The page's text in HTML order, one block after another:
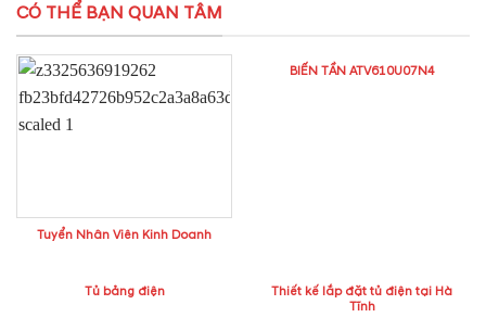
CÓ THỂ BẠN QUAN TÂM
Tuyển Nhân Viên Kinh Doanh
BIẾN TẦN ATV610U07N4
Tủ bảng điện
Thiết kế lắp đặt tủ điện tại Hà
Tĩnh